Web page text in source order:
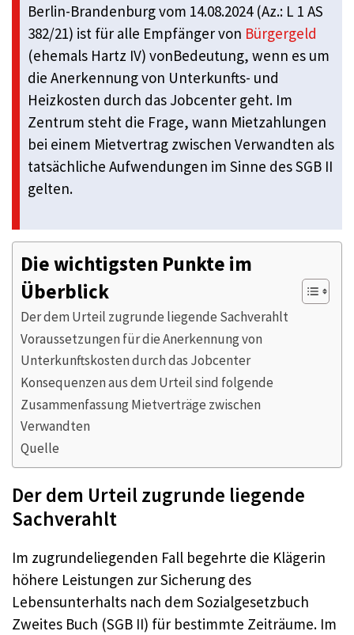
Berlin-Brandenburg vom 14.08.2024 (Az.: L 1 AS
382/21) ist für alle Empfänger von Bürgergeld
(ehemals Hartz IV) vonBedeutung, wenn es um
die Anerkennung von Unterkunfts- und
Heizkosten durch das Jobcenter geht. Im
Zentrum steht die Frage, wann Mietzahlungen
bei einem Mietvertrag zwischen Verwandten als
tatsächliche Aufwendungen im Sinne des SGB II
gelten.
Die wichtigsten Punkte im
Überblick
Der dem Urteil zugrunde liegende Sachverahlt
Voraussetzungen für die Anerkennung von
Unterkunftskosten durch das Jobcenter
Konsequenzen aus dem Urteil sind folgende
Zusammenfassung Mietverträge zwischen
Verwandten
Quelle
Der dem Urteil zugrunde liegende
Sachverahlt
Im zugrundeliegenden Fall begehrte die Klägerin
höhere Leistungen zur Sicherung des
Lebensunterhalts nach dem Sozialgesetzbuch
Zweites Buch (SGB II) für bestimmte Zeiträume. Im